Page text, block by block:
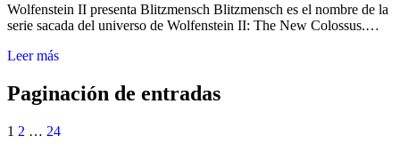
Wolfenstein II presenta Blitzmensch Blitzmensch es el nombre de la
serie sacada del universo de Wolfenstein II: The New Colossus.…
Leer más
Paginación de entradas
1 2 … 24